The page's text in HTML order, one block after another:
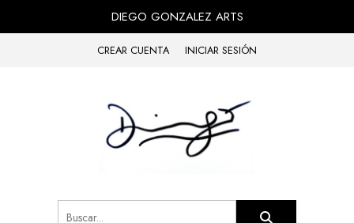
DIEGO GONZALEZ ARTS
CREAR CUENTA INICIAR SESIÓN